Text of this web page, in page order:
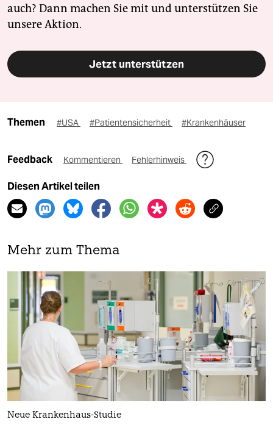
auch? Dann machen Sie mit und unterstützen Sie
unsere Aktion.
Jetzt unterstützen
Themen #USA #Patientensicherheit #Krankenhäuser
Feedback Kommentieren Fehlerhinweis
Diesen Artikel teilen
Mehr zum Thema
Neue Krankenhaus-Studie